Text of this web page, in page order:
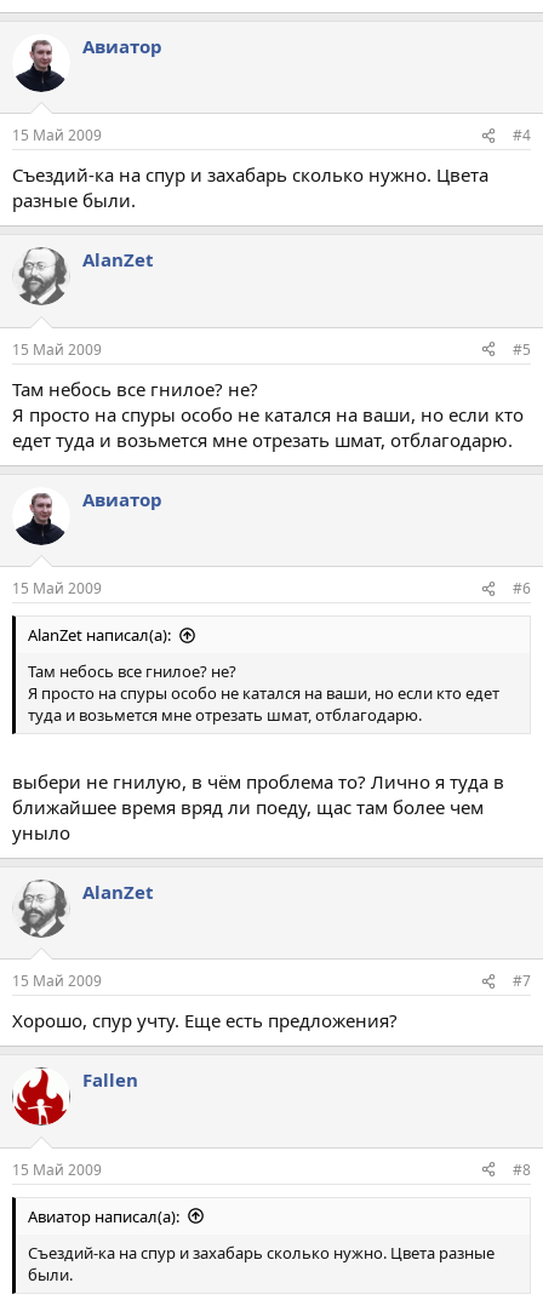
Авиатор
15 Май 2009 #4
Съездий-ка на спур и захабарь сколько нужно. Цвета
разные были.
AlanZet
15 Май 2009 #5
Там небось все гнилое? не?
Я просто на спуры особо не катался на ваши, но если кто
едет туда и возьмется мне отрезать шмат, отблагодарю.
Авиатор
15 Май 2009 #6
AlanZet написал(а):
Там небось все гнилое? не?
Я просто на спуры особо не катался на ваши, но если кто едет
туда и возьмется мне отрезать шмат, отблагодарю.
выбери не гнилую, в чём проблема то? Лично я туда в
ближайшее время вряд ли поеду, щас там более чем
уныло
AlanZet
15 Май 2009 #7
Хорошо, спур учту. Еще есть предложения?
Fallen
15 Май 2009 #8
Авиатор написал(а):
Съездий-ка на спур и захабарь сколько нужно. Цвета разные
были.